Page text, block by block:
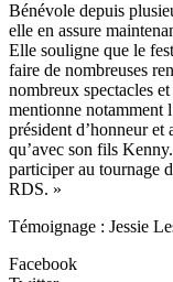
Bénévole depuis
elle en assure
Elle souligne que le
faire de nombreuses
nombreux spectacles
mentionne notamment
président d’honneur et
qu’avec son fils
participer au tournage
RDS. »
Témoignage : Jessie
Facebook